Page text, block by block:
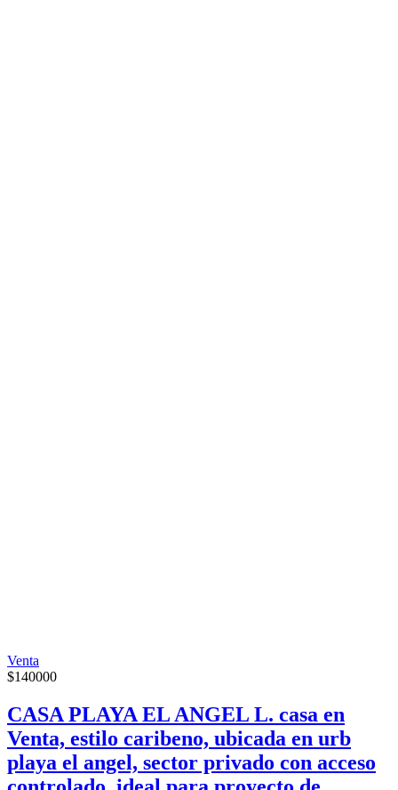
Venta
$140000
CASA PLAYA EL ANGEL L. casa en
Venta, estilo caribeno, ubicada en urb
playa el angel, sector privado con acceso